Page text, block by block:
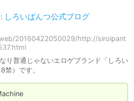
しろいぱんつ公式ブログ
20160422050029/http://siroipant
り普通じゃないエロゲブランド「しろい
禁）です。